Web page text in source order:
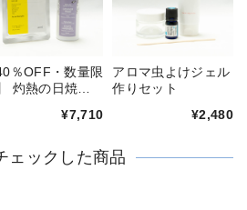
％OFF・数量限
け
¥7,710
アロマ虫よけジェル
作りセット
¥2,480
ェックした商品